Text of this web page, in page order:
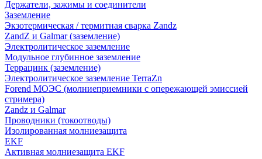
Держатели, зажимы и соединители
Заземление
Экзотермическая / термитная сварка Zandz
ZandZ и Galmar (заземление)
Электролитическое заземление
Модульное глубинное заземление
Террацинк (заземление)
Электролитическое заземление TerraZn
Forend МОЭС (молниеприемники с опережающей эмиссией
стримера)
Zandz и Galmar
Проводники (токоотводы)
Изолированная молниезащита
EKF
Активная молниезащита EKF